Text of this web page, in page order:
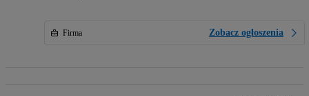
Firma Zobacz ogłoszenia